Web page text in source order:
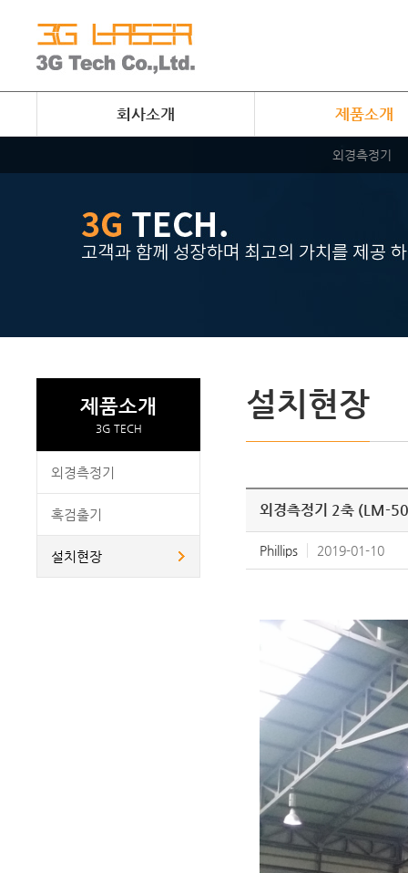
회사소개 제품소개
외경측정기
제품소개
3G TECH
외경측정기
혹검출기
설치현장
설치현장
외경측정기 2축 (LM-
Phillips 2019-01-10